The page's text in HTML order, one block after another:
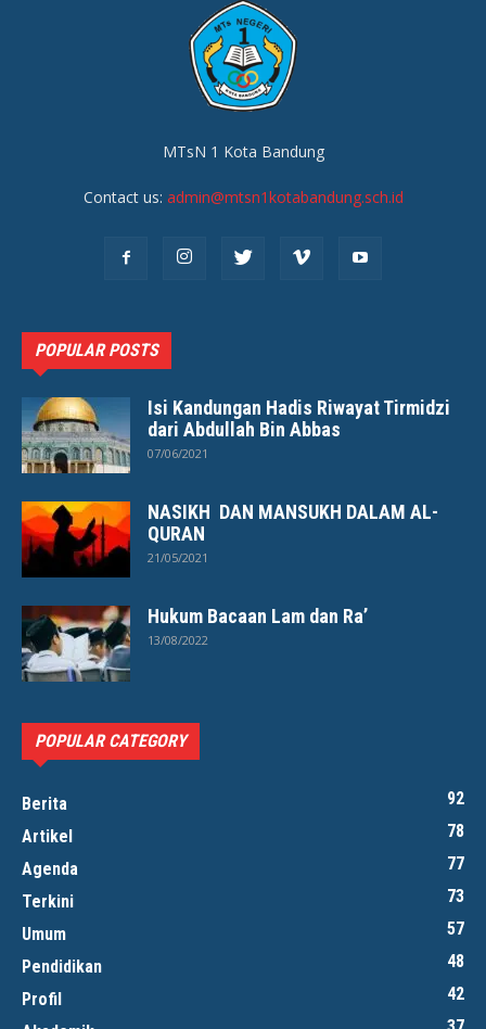
MTsN 1 Kota Bandung
Contact us: admin@mtsn1kotabandung.sch.id
POPULAR POSTS
Isi Kandungan Hadis Riwayat Tirmidzi
dari Abdullah Bin Abbas
07/06/2021
NASIKH DAN MANSUKH DALAM AL-
QURAN
21/05/2021
Hukum Bacaan Lam dan Ra’
13/08/2022
POPULAR CATEGORY
Berita
92
Artikel
78
Agenda
77
Terkini
73
Umum
57
Pendidikan
48
Profil
42